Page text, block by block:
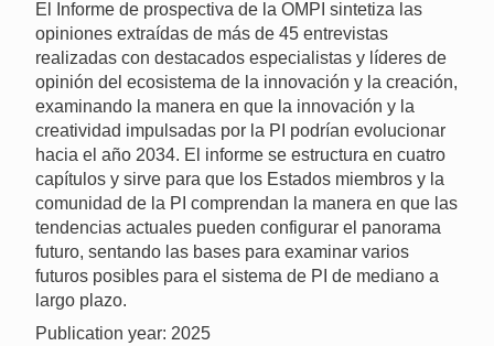
El Informe de prospectiva de la OMPI sintetiza las
opiniones extraídas de más de 45 entrevistas
realizadas con destacados especialistas y líderes de
opinión del ecosistema de la innovación y la creación,
examinando la manera en que la innovación y la
creatividad impulsadas por la PI podrían evolucionar
hacia el año 2034. El informe se estructura en cuatro
capítulos y sirve para que los Estados miembros y la
comunidad de la PI comprendan la manera en que las
tendencias actuales pueden configurar el panorama
futuro, sentando las bases para examinar varios
futuros posibles para el sistema de PI de mediano a
largo plazo.
Publication year: 2025